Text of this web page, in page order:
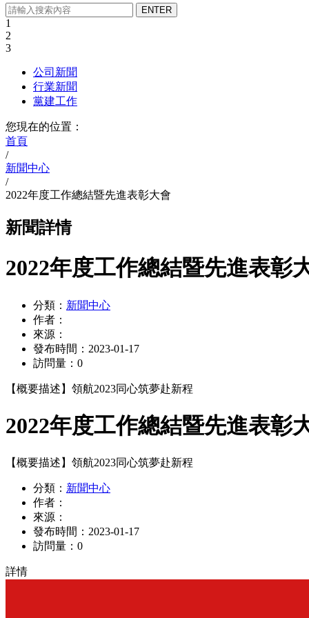
1
2
3
公司新聞
行業新聞
黨建工作
您現在的位置：
首頁
/
新聞中心
/
2022年度工作總結暨先進表彰大會
新聞詳情
2022年度工作總結暨先進表彰
分類： 新聞中心
作者：
來源：
發布時間： 2023-01-17
訪問量： 0
【概要描述】 領航2023同心筑夢赴新程
2022年度工作總結暨先進表彰
【概要描述】 領航2023同心筑夢赴新程
分類： 新聞中心
作者：
來源：
發布時間： 2023-01-17
訪問量： 0
詳情